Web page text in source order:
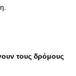
τους δρόμους